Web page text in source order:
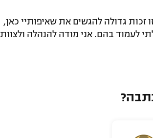
גדולה להגשים את שאיפותיי כאן,
לעמוד בהם. אני מודה להנהלה ולצוות